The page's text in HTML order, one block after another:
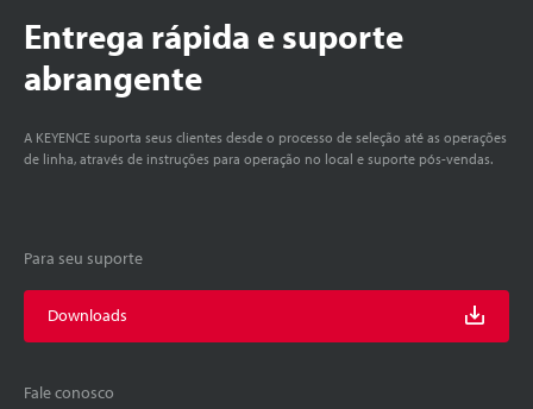
Entrega rápida e suporte
abrangente
A KEYENCE suporta seus clientes desde o processo de seleção até as operações
de linha, através de instruções para operação no local e suporte pós-vendas.
Para seu suporte
Downloads
Fale conosco